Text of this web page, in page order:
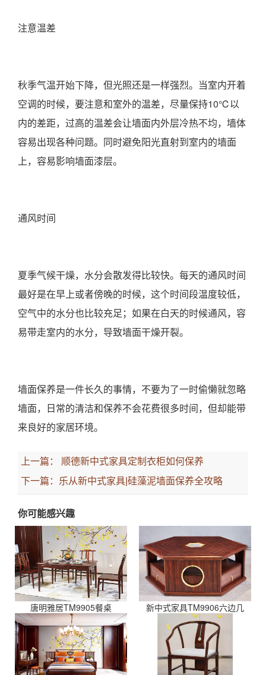
注意温差
秋季气温开始下降，但光照还是一样强烈。当室内开着
空调的时候，要注意和室外的温差，尽量保持10℃以
内的差距，过高的温差会让墙面内外层冷热不均，墙体
容易出现各种问题。同时避免阳光直射到室内的墙面
上，容易影响墙面漆层。
通风时间
夏季气候干燥，水分会散发得比较快。每天的通风时间
最好是在早上或者傍晚的时候，这个时间段温度较低，
空气中的水分也比较充足；如果在白天的时候通风，容
易带走室内的水分，导致墙面干燥开裂。
墙面保养是一件长久的事情，不要为了一时偷懒就忽略
墙面，日常的清洁和保养不会花费很多时间，但却能带
来良好的家居环境。
上一篇： 顺德新中式家具定制衣柜如何保养
下一篇： 乐从新中式家具|硅藻泥墙面保养全攻略
你可能感兴趣
唐明雅居TM9905餐桌 新中式家具TM9906六边几